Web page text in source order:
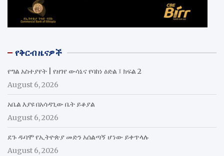
የቅርብ ዜናዎች
የግል አስተያየት | የዘገየ ውሳኔና የባከነ ዕድል ፤ ክፍል 2
August 6, 2026
አቤል እያዩ በአሳዳጊው ቤት ይቆያል
August 6, 2026
ደጉ ዱባሞ የኢትዮጵያ መድን አሰልጣኝ ሆነው ይቀጥላሉ
August 6, 2026